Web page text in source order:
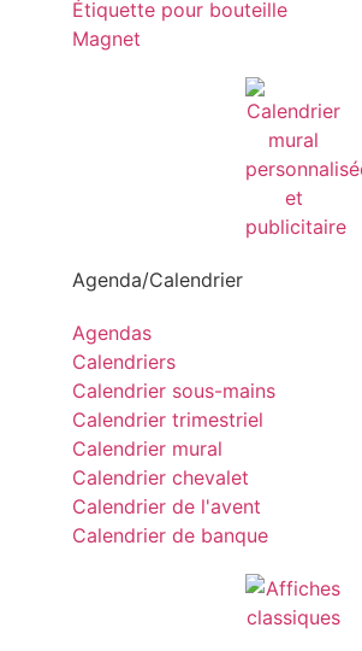
Étiquette pour bouteille
Magnet
Agenda/Calendrier
Agendas
Calendriers
Calendrier sous-mains
Calendrier trimestriel
Calendrier mural
Calendrier chevalet
Calendrier de l'avent
Calendrier de banque